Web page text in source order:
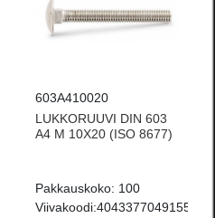
603A410020
LUKKORUUVI DIN 603
A4 M 10X20 (ISO 8677)
Pakkauskoko: 100
Viivakoodi:4043377049155